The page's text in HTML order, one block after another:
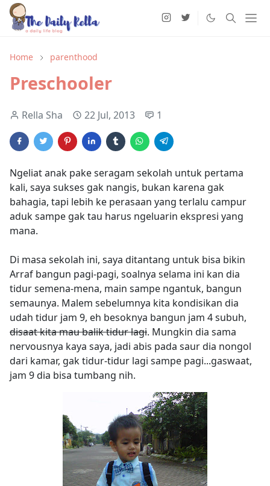
Home parenthood
Preschooler
Rella Sha 22 Jul, 2013 1
Ngeliat anak pake seragam sekolah untuk pertama
kali, saya sukses gak nangis, bukan karena gak
bahagia, tapi lebih ke perasaan yang terlalu campur
aduk sampe gak tau harus ngeluarin ekspresi yang
mana.
Di masa sekolah ini, saya ditantang untuk bisa bikin
Arraf bangun pagi-pagi, soalnya selama ini kan dia
tidur semena-mena, main sampe ngantuk, bangun
semaunya. Malem sebelumnya kita kondisikan dia
udah tidur jam 9, eh besoknya bangun jam 4 subuh,
disaat kita mau balik tidur lagi. Mungkin dia sama
nervousnya kaya saya, jadi abis pada saur dia nongol
dari kamar, gak tidur-tidur lagi sampe pagi...gaswaat,
jam 9 dia bisa tumbang nih.